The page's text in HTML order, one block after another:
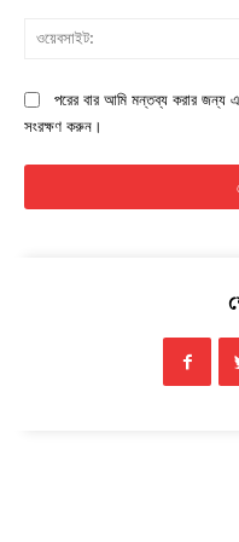
Company
পরের বার আমি মন্তব্য করার জন্য
সংরক্ষণ করুন।